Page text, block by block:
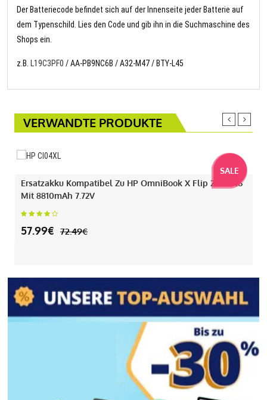
Der Batteriecode befindet sich auf der Innenseite jeder Batterie auf
dem Typenschild. Lies den Code und gib ihn in die Suchmaschine des
Shops ein.
z.B. L19C3PF0 / AA-PB9NC6B / A32-M47 / BTY-L45
VERWANDTE PRODUKTE
SALE
Ersatzakku Kompatibel Zu HP OmniBook X Flip 2-IN-1 16
Mit 8810mAh 7.72V
57.99€ 72.49€